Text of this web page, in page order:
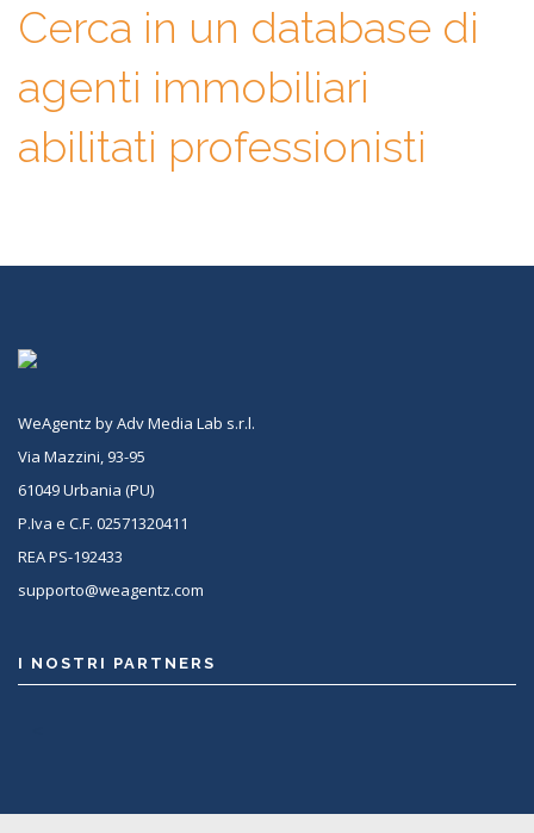
Cerca in un database di
agenti immobiliari
abilitati professionisti
WeAgentz by Adv Media Lab s.r.l.
Via Mazzini, 93-95
61049 Urbania (PU)
P.Iva e C.F. 02571320411
REA PS-192433
supporto@weagentz.com
I NOSTRI PARTNERS